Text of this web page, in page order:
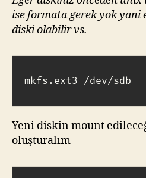
ise formata gerek yok yani
diski olabilir vs.
mkfs.ext3 /dev/sdb
Yeni diskin mount
oluşturalım